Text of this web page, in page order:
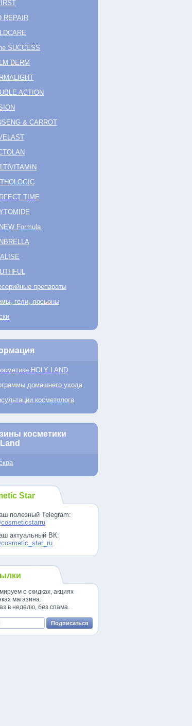
REPAIR
SUCCESS
DERM
ACTION
& CARROT
TIME
Formula
препараты
гели, лосьоны
HOLY LAND
домашнего ухода
косметолога
косметики
Star
полезный Telegram:
актуальный ВК:
о скидках, акциях
магазина.
в неделю, без спама.